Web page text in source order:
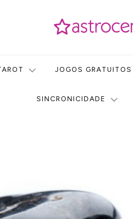
JOGOS GRATUITOS
SINCRONICIDADE